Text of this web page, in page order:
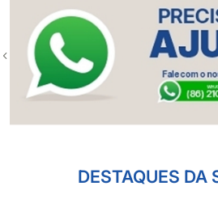
DESTAQUES DA